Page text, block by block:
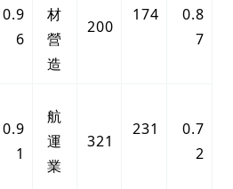
0.9
6
材
營
造
200
174
0.8
7
0.9
1
航
運
業
321
231
0.7
2